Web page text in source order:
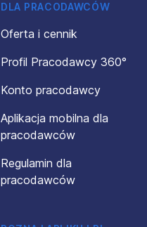
DLA PRACODAWCÓW
Oferta i cennik
Profil Pracodawcy 360°
Konto pracodawcy
Aplikacja mobilna dla
pracodawców
Regulamin dla
pracodawców